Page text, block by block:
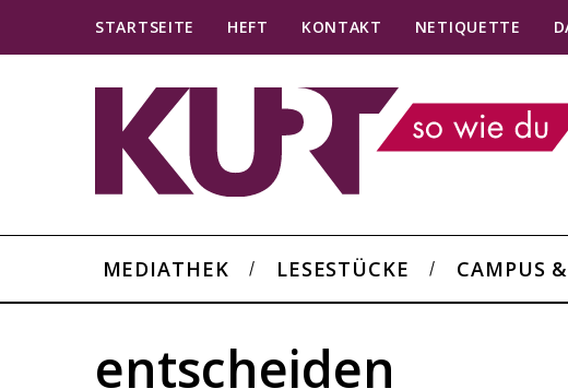
STARTSEITE HEFT KONTAKT NETIQUETTE
MEDIATHEK LESESTÜCKE CAMPUS
entscheiden